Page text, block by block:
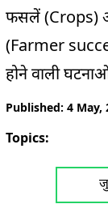
फसलें (Crops)
(Farmer
होने वाली
Published: 4 May,
Topics: